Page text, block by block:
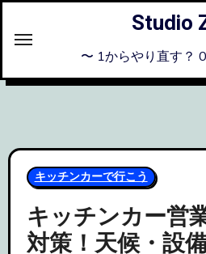
ス
Studio
〜 1からやり直す？
キッチンカーで行こう
キッチンカー営
対策！天候・設